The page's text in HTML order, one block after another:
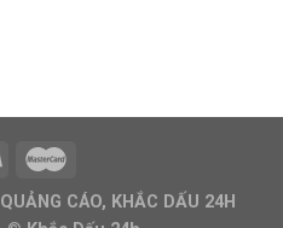
CÁO, KHẮC DẤU 24H